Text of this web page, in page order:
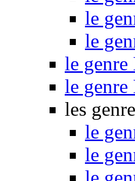
le
le
le
le genre
les
le
le